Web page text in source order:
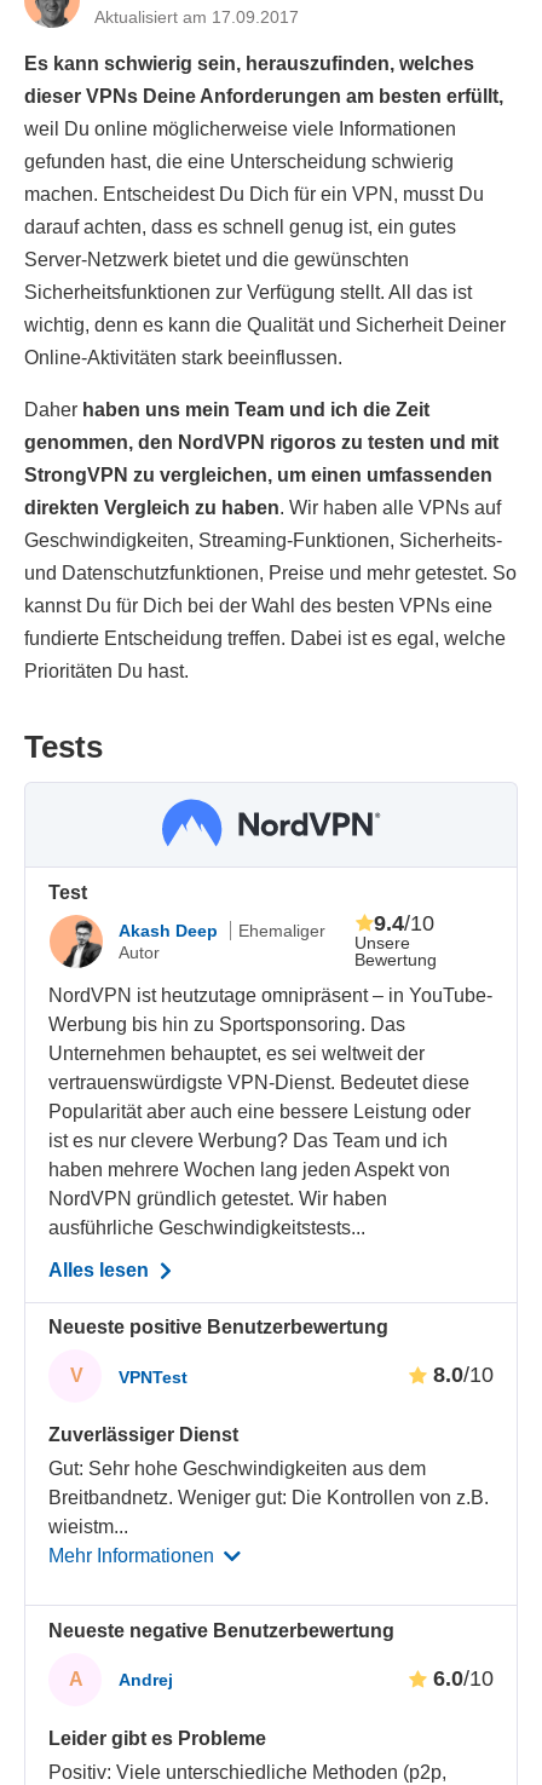
Aktualisiert am 17.09.2017
Es kann schwierig sein, herauszufinden, welches
dieser VPNs Deine Anforderungen am besten erfüllt,
weil Du online möglicherweise viele Informationen
gefunden hast, die eine Unterscheidung schwierig
machen. Entscheidest Du Dich für ein VPN, musst Du
darauf achten, dass es schnell genug ist, ein gutes
Server-Netzwerk bietet und die gewünschten
Sicherheitsfunktionen zur Verfügung stellt. All das ist
wichtig, denn es kann die Qualität und Sicherheit Deiner
Online-Aktivitäten stark beeinflussen.
Daher haben uns mein Team und ich die Zeit
genommen, den NordVPN rigoros zu testen und mit
StrongVPN zu vergleichen, um einen umfassenden
direkten Vergleich zu haben. Wir haben alle VPNs auf
Geschwindigkeiten, Streaming-Funktionen, Sicherheits-
und Datenschutzfunktionen, Preise und mehr getestet. So
kannst Du für Dich bei der Wahl des besten VPNs eine
fundierte Entscheidung treffen. Dabei ist es egal, welche
Prioritäten Du hast.
Tests
Test
Akash Deep
Ehemaliger
Autor
Unsere
Bewertung
9.4/10
NordVPN ist heutzutage omnipräsent – in YouTube-
Werbung bis hin zu Sportsponsoring. Das
Unternehmen behauptet, es sei weltweit der
vertrauenswürdigste VPN-Dienst. Bedeutet diese
Popularität aber auch eine bessere Leistung oder
ist es nur clevere Werbung? Das Team und ich
haben mehrere Wochen lang jeden Aspekt von
NordVPN gründlich getestet. Wir haben
ausführliche Geschwindigkeitstests...
Alles lesen
Neueste positive Benutzerbewertung
V VPNTest 8.0/10
Zuverlässiger Dienst
Gut: Sehr hohe Geschwindigkeiten aus dem
Breitbandnetz. Weniger gut: Die Kontrollen von z.B.
wieistm...
Mehr Informationen
Neueste negative Benutzerbewertung
A Andrej 6.0/10
Leider gibt es Probleme
Positiv: Viele unterschiedliche Methoden (p2p,